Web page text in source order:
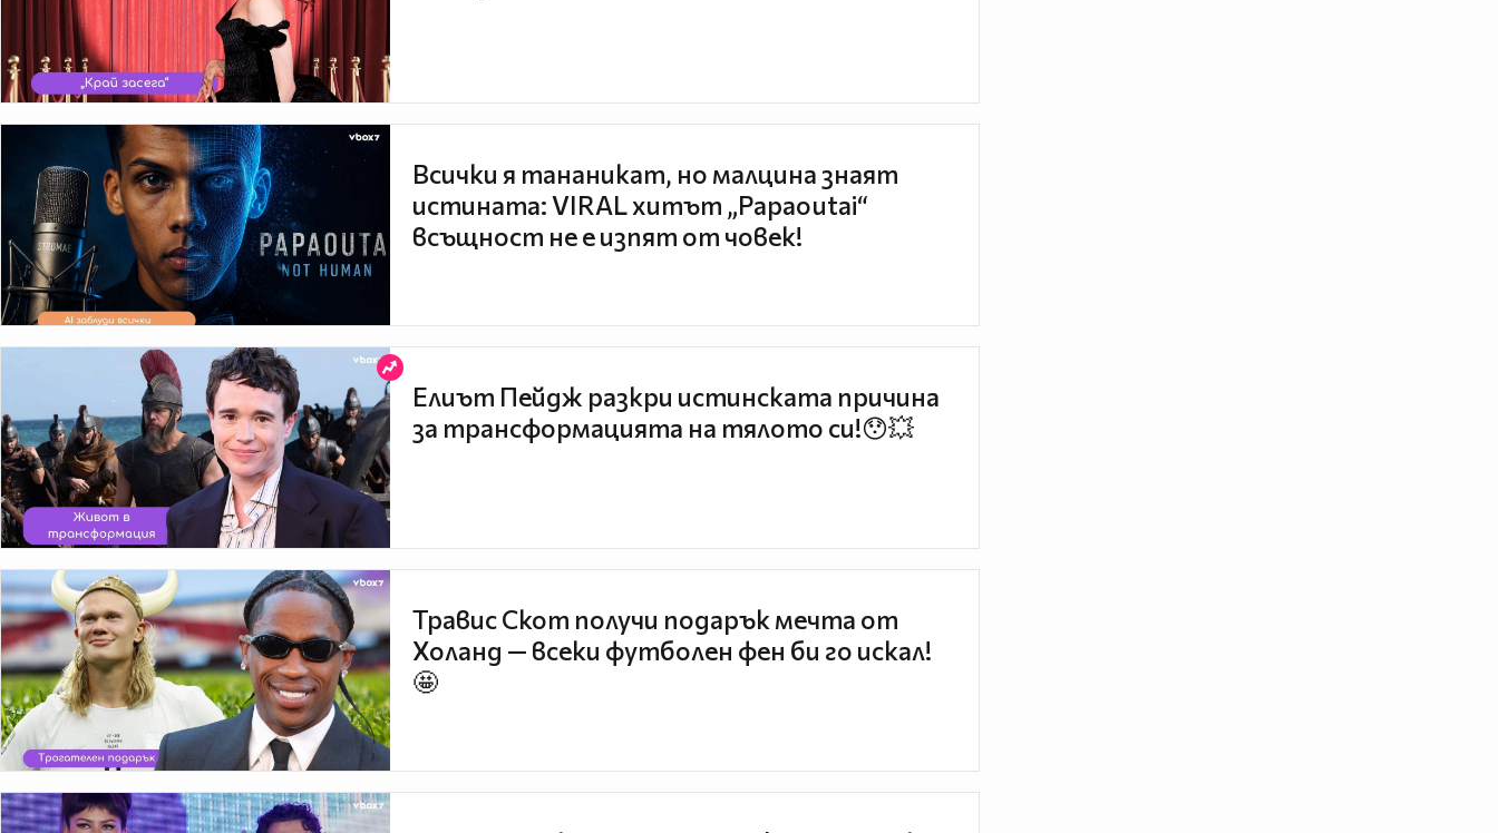
Всички я тананикат, но малцина знаят
истината: VIRAL хитът „Papaoutai“
всъщност не е изпят от човек!
Елиът Пейдж разкри истинската причина
за трансформацията на тялото си!😯💥
Травис Скот получи подарък мечта от
Холанд — всеки футболен фен би го искал!
🤩